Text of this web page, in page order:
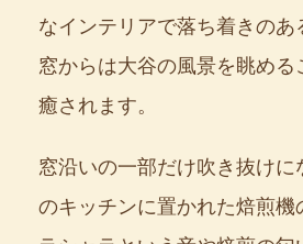
なインテリアで落ち着きのあ
窓からは大谷の風景を眺める
癒されます。
窓沿いの一部だけ吹き抜けに
のキッチンに置かれた焙煎機